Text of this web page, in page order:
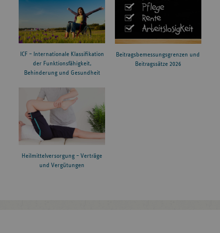
ICF – Internationale Klassifikation
der Funktionsfähigkeit,
Behinderung und Gesundheit
Beitragsbemessungsgrenzen und
Beitragssätze 2026
Heilmittelversorgung – Verträge
und Vergütungen